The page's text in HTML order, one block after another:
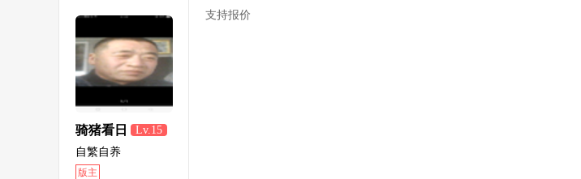
骑猪看日
出
Lv.15
自繁自养
版主
支持报价